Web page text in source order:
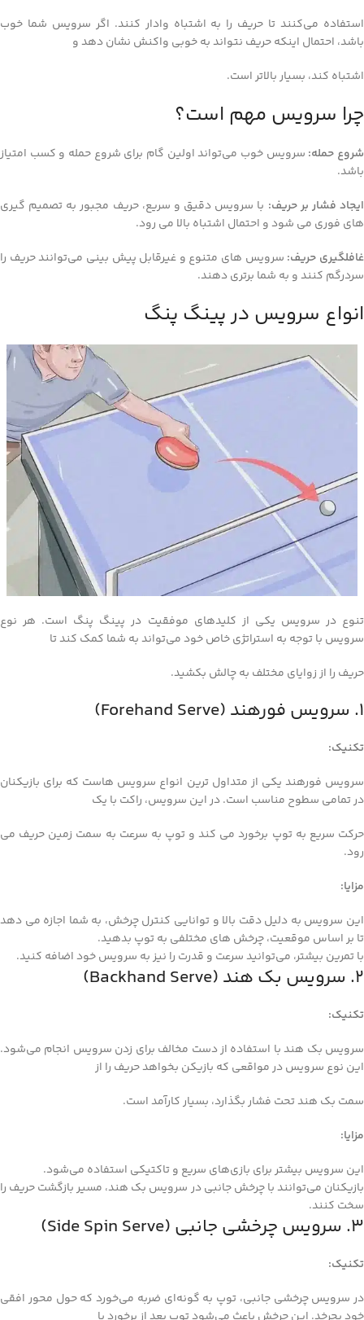
استفاده می‌کنند تا حریف را به اشتباه وادار کنند. اگر سرویس شما خوب
باشد، احتمال اینکه حریف نتواند به خوبی واکنش نشان دهد و
اشتباه کند، بسیار بالاتر است.
چرا سرویس مهم است؟
شروع حمله: سرویس خوب می‌تواند اولین گام برای شروع حمله و کسب امتیاز
باشد.
ایجاد فشار بر حریف: با سرویس دقیق و سریع، حریف مجبور به تصمیم‌ گیری‌
های فوری می‌ شود و احتمال اشتباه بالا می‌ رود.
غافلگیری حریف: سرویس‌ های متنوع و غیرقابل پیش‌ بینی می‌توانند حریف را
سردرگم کنند و به شما برتری دهند.
انواع سرویس در پینگ پنگ
تنوع در سرویس یکی از کلیدهای موفقیت در پینگ پنگ است. هر نوع
سرویس با توجه به استراتژی خاص خود می‌تواند به شما کمک کند تا
حریف را از زوایای مختلف به چالش بکشید.
1. سرویس فورهند (Forehand Serve)
تکنیک:
سرویس فورهند یکی از متداول‌ ترین انواع سرویس‌ هاست که برای بازیکنان
در تمامی سطوح مناسب است. در این سرویس، راکت با یک
حرکت سریع به توپ برخورد می‌ کند و توپ به سرعت به سمت زمین حریف می‌
رود.
مزایا:
این سرویس به دلیل دقت بالا و توانایی کنترل چرخش، به شما اجازه می‌ دهد
تا بر اساس موقعیت، چرخش‌ های مختلفی به توپ بدهید.
با تمرین بیشتر، می‌توانید سرعت و قدرت را نیز به سرویس خود اضافه کنید.
2. سرویس بک هند (Backhand Serve)
تکنیک:
سرویس بک هند با استفاده از دست مخالف برای زدن سرویس انجام می‌شود.
این نوع سرویس در مواقعی که بازیکن بخواهد حریف را از
سمت بک هند تحت فشار بگذارد، بسیار کارآمد است.
مزایا:
این سرویس بیشتر برای بازی‌های سریع و تاکتیکی استفاده می‌شود.
بازیکنان می‌توانند با چرخش جانبی در سرویس بک هند، مسیر بازگشت حریف را
سخت کنند.
3. سرویس چرخشی جانبی (Side Spin Serve)
تکنیک:
در سرویس چرخشی جانبی، توپ به گونه‌ای ضربه می‌خورد که حول محور افقی